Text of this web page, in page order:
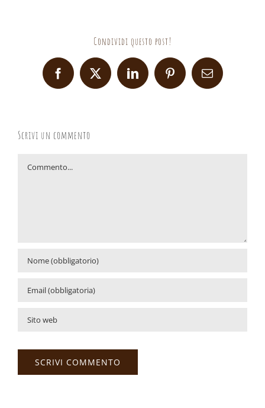
Condividi questo post!
Facebook
X LinkedInPinterestEmail
Scrivi un commento